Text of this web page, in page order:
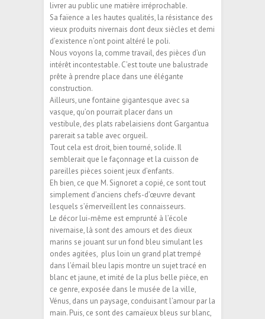
livrer au public une matière irréprochable.
Sa faïence a les hautes qualités, la résistance des
vieux produits nivernais dont deux siècles et demi
d’existence n’ont point altéré le poli.
Nous voyons la, comme travail, des pièces d’un
intérêt incontestable. C’est toute une balustrade
prête à prendre place dans une élégante
construction.
Ailleurs, une fontaine gigantesque avec sa
vasque, qu’on pourrait placer dans un
vestibule, des plats rabelaisiens dont Gargantua
parerait sa table avec orgueil.
Tout cela est droit, bien tourné, solide. Il
semblerait que le façonnage et la cuisson de
pareilles pièces soient jeux d’enfants.
Eh bien, ce que M. Signoret a copié, ce sont tout
simplement d’anciens chefs-d’œuvre devant
lesquels s’émerveillent les connaisseurs.
Le décor lui-même est emprunté à l’école
nivernaise, là sont des amours et des dieux
marins se jouant sur un fond bleu simulant les
ondes agitées, plus loin un grand plat trempé
dans l’émail bleu lapis montre un sujet tracé en
blanc et jaune, et imité de la plus belle pièce, en
ce genre, exposée dans le musée de la ville,
Vénus, dans un paysage, conduisant l’amour par la
main. Puis, ce sont des camaïeux bleus sur blanc,